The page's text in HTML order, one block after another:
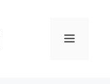
選